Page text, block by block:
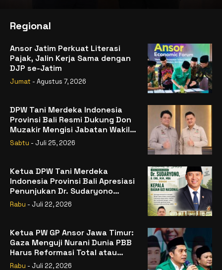
Regional
Ansor Jatim Perkuat Literasi
Pajak, Jalin Kerja Sama dengan
DJP se-Jatim
Jumat - Agustus 7, 2026
DPW Tani Merdeka Indonesia
Provinsi Bali Resmi Dukung Don
Muzakir Mengisi Jabatan Wakil
Menteri Pertanian RI
Sabtu - Juli 25, 2026
Ketua DPW Tani Merdeka
Indonesia Provinsi Bali Apresiasi
Penunjukan Dr. Sudaryono
sebagai Kepala Badan Gizi
Rabu - Juli 22, 2026
Ketua PW GP Ansor Jawa Timur:
Gaza Menguji Nurani Dunia PBB
Harus Reformasi Total atau
Kehilangan Legitimasi
Rabu - Juli 22, 2026